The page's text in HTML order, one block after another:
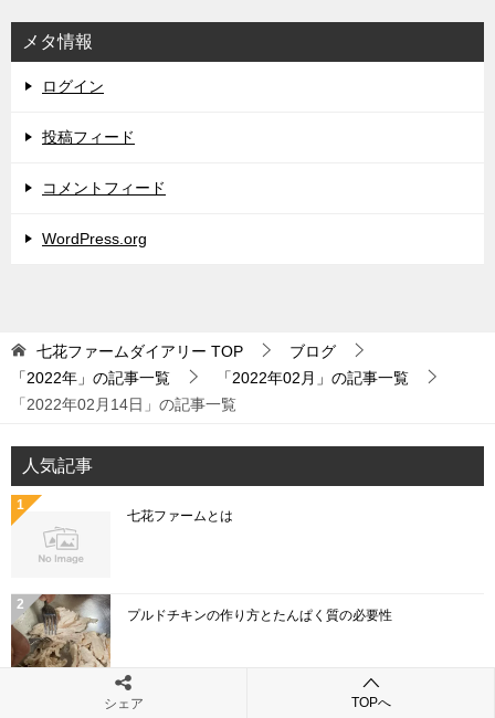
メタ情報
ログイン
投稿フィード
コメントフィード
WordPress.org
七花ファームダイアリー TOP
ブログ
「2022年」の記事一覧
「2022年02月」の記事一覧
「2022年02月14日」の記事一覧
人気記事
七花ファームとは
プルドチキンの作り方とたんぱく質の必要性
シェア TOPへ